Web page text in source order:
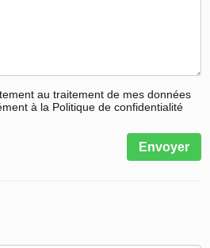
au traitement de mes données
à la Politique de confidentialité
Envoyer